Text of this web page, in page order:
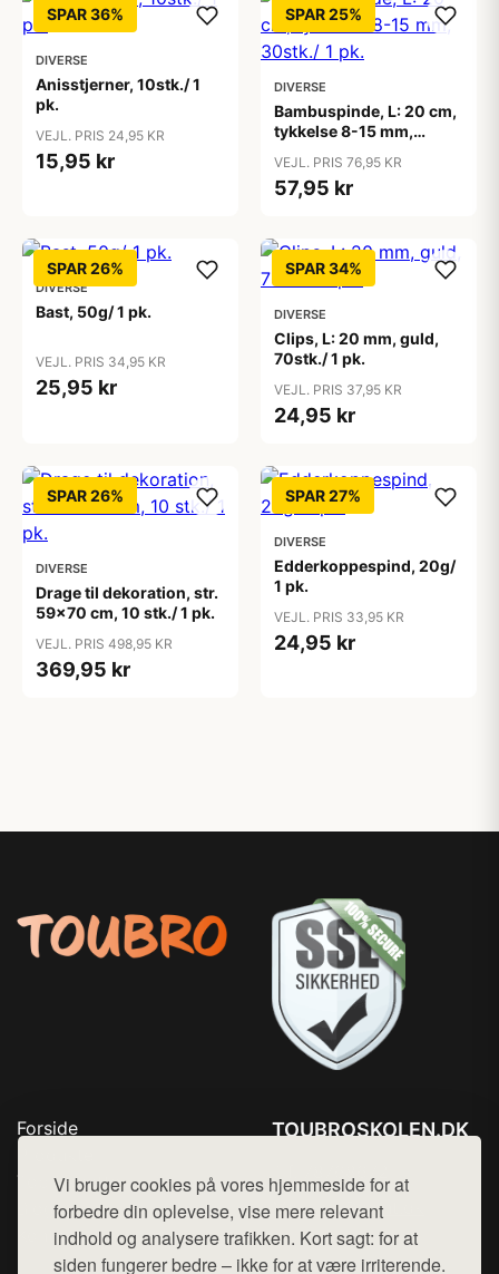
Vi bruger cookies på vores hjemmeside for at
forbedre din oplevelse, vise mere relevant
indhold og analysere trafikken. Kort sagt: for at
siden fungerer bedre – ikke for at være irriterende.
SPAR 36%
DIVERSE
Anisstjerner, 10stk./ 1
pk.
VEJL. PRIS 24,95 KR
15,95 kr
SPAR 25%
DIVERSE
Bambuspinde, L: 20 cm,
tykkelse 8-15 mm,
VEJL. PRIS 76,95 KR
57,95 kr
SPAR 26%
DIVERSE
Bast, 50g/ 1 pk.
VEJL. PRIS 34,95 KR
25,95 kr
SPAR 34%
DIVERSE
Clips, L: 20 mm, guld,
70stk./ 1 pk.
VEJL. PRIS 37,95 KR
24,95 kr
SPAR 26%
DIVERSE
Drage til dekoration, str.
59x70 cm, 10 stk./ 1 pk.
VEJL. PRIS 498,95 KR
369,95 kr
SPAR 27%
DIVERSE
Edderkoppespind, 20g/
1 pk.
VEJL. PRIS 33,95 KR
24,95 kr
Forside
Top Rabatter
Blog
Kontakt
TOUBROSKOLEN.DK
Mail: hej@want.dk
Cookie- og privatlivspolitik